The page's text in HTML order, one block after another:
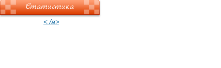
Статистика
< /a>